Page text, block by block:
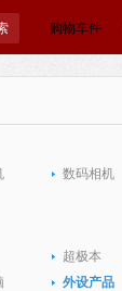
购物车件
数码相机
超极本
外设产品